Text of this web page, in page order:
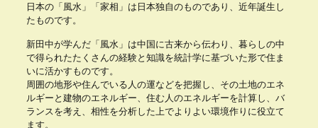
日本の「風水」「家相」は日本独自のものであり、近年誕生し
たものです。
新田中が学んだ「風水」は中国に古来から伝わり、暮らしの中
で得られたたくさんの経験と知識を統計学に基づいた形で住ま
いに活かすものです。
周囲の地形や住んでいる人の運などを把握し、その土地のエネ
ルギーと建物のエネルギー、住む人のエネルギーを計算し、バ
ランスを考え、相性を分析した上でよりよい環境作りに役立て
ます。